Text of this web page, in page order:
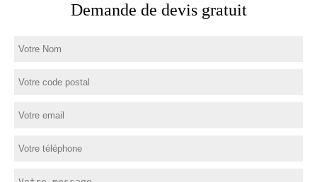
Demande de devis gratuit